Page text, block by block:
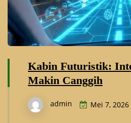
Kabin Futuristik:
Makin Canggih
admin Mei 7, 2026